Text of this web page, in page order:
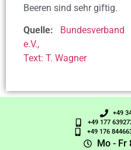
Beeren sind sehr giftig.
Quelle:
e.V.,
Text: T. Wagner
+49
+49 177
+49 176
Mo - Fr